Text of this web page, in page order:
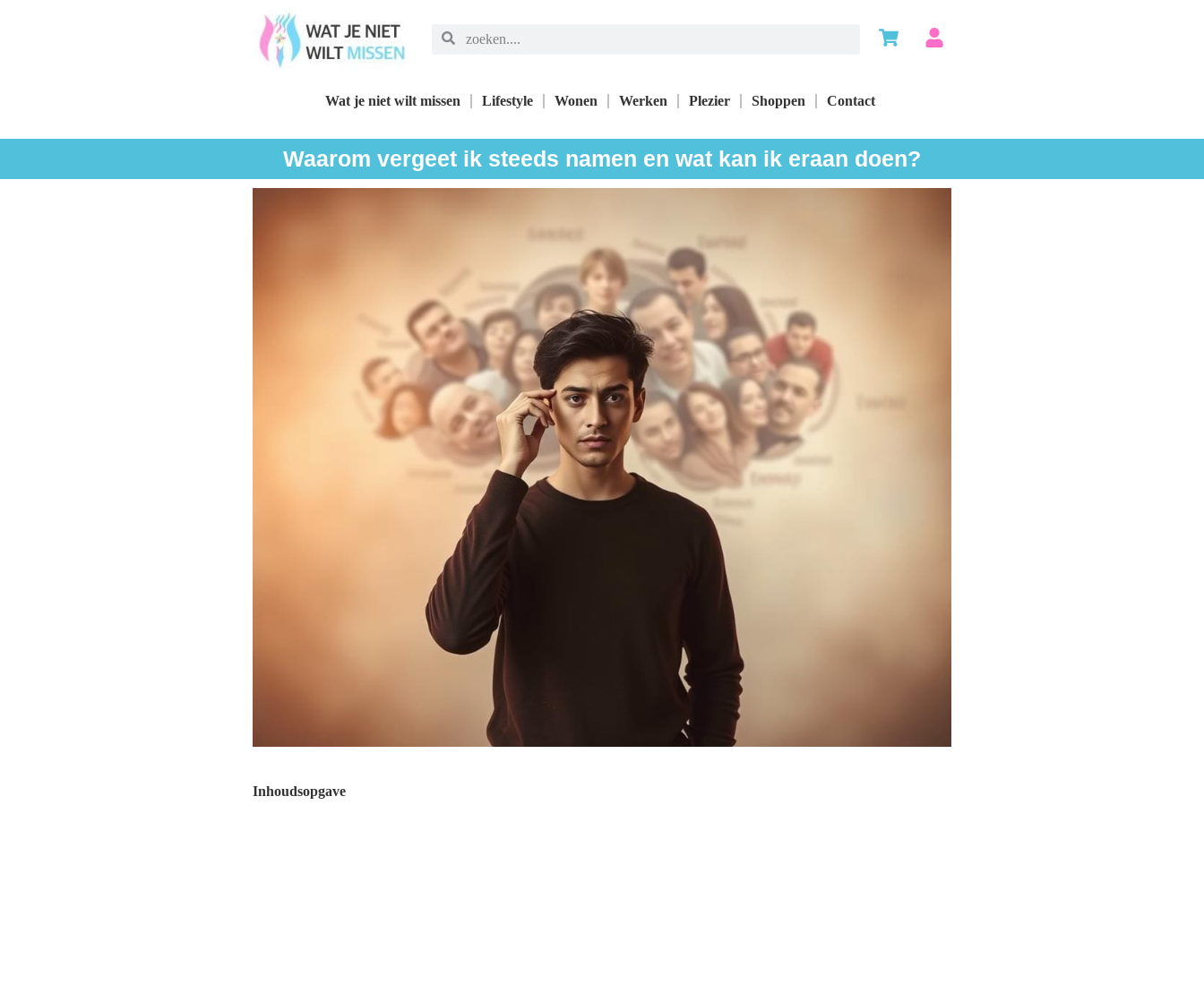
Wat je niet wilt missen Lifestyle Wonen Werken Plezier Shoppen Contact
Waarom vergeet ik steeds namen en wat kan ik eraan doen?
Inhoudsopgave